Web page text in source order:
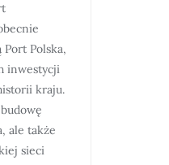
Polska,
inwestycji
kraju.
ale także
sieci